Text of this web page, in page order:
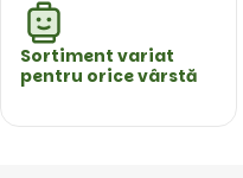
Sortiment variat
pentru orice vârstă